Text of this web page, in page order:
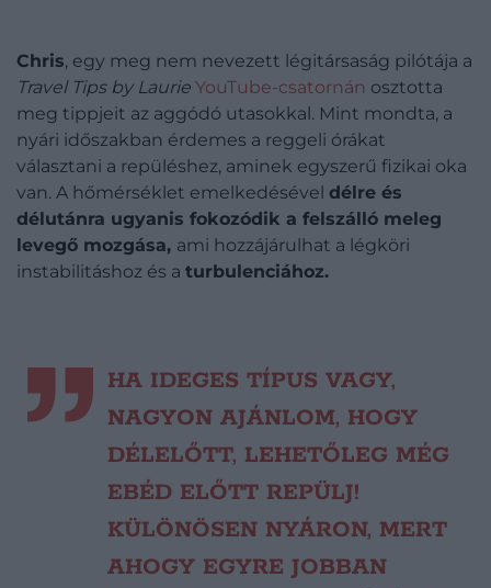
Chris, egy meg nem nevezett légitársaság pilótája a
Travel Tips by Laurie YouTube-csatornán osztotta
meg tippjeit az aggódó utasokkal. Mint mondta, a
nyári időszakban érdemes a reggeli órákat
választani a repüléshez, aminek egyszerű fizikai oka
van. A hőmérséklet emelkedésével délre és
délutánra ugyanis fokozódik a felszálló meleg
levegő mozgása, ami hozzájárulhat a légköri
instabilitáshoz és a turbulenciához.
HA IDEGES TÍPUS VAGY,
NAGYON AJÁNLOM, HOGY
DÉLELŐTT, LEHETŐLEG MÉG
EBÉD ELŐTT REPÜLJ!
KÜLÖNÖSEN NYÁRON, MERT
AHOGY EGYRE JOBBAN